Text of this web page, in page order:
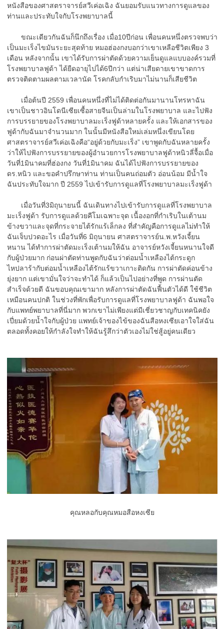
หนังสือของศาสตราจารย์สวีเค่อเฉิง ฉันยอมรับแนวทางการดูแลของ
ท่านและประทับใจกับโรงพยาบาลนี้
ขณะเดียวกันฉันก็นึกถึงเรื่อง เมื่อ10ปีก่อน เพื่อนคนหนึ่งตรวจพบว่า
เป็นมะเร็งไขมันระยะสุดท้าย หมอฮ่องกงบอกว่าเขาเหลือชีวิตเพียง 3
เดือน หลังจากนั้น เขาได้รับการผ่าตัดด้วยความเย็นดูแลแบบองค์รวมที่
โรงพยาบาลฟูด้า ได้ยืดอายุไปได้6ปีกว่า แต่น่าเสียดายเขาขาดการ
ตรวจติดตามผลตามเวลานัด โรคกลับกำเริบมาไม่นานก็เสียชีวิต
เมื่อต้นปี 2559 เพื่อนคนหนึ่งที่ไม่ได้ติดต่อกันมานานโทรหาฉัน
เขาเป็นชาวอินโดนีเซียเซื้อสายจีนเป็นล่ามในโรงพยาบาล และไปฟัง
การบรรยายของโรงพยาบาลมะเร็งฟูด้าหลายครั้ง และให้เอกสารของ
ฟูด้ากับฉันมาจำนวนมาก ในนั้นมีหนังสือใหม่เล่มหนึ่งเขียนโดย
ศาสตราจารย์สวีเค่อเฉิงคือ“อยู่ด้วยกับมะเร็ง” เขาพูดกับฉันหลายครั้ง
ว่าให้ไปฟังการบรรยายของผู้อำนวยการโรงพยาบาลฟูด้าหนิวลี่จื้อเมื่อ
วันที่1มินาคมที่ฮ่องกง วันที่1มินาคม ฉันได้ไปฟังการบรรยายของ
ดร.หนิว และขอคำปรึกษาท่าน ท่านเป็นคนถ่อมตัว อ่อนน้อม มีน้ำใจ
ฉันประทับใจมาก ปี 2559 ไปเข้ารับการดูแลที่โรงพยาบาลมะเร็งฟูด้า
เมื่อวันที่3มิถุนายนนี้ ฉันเดินทางไปเข้ารับการดูแลที่โรงพยาบาล
มะเร็งฟูด้า รับการดูแลด้วยคีโมเฉพาะจุด เนื้องอกที่กำเริบในเต้านม
ข้างขวาและจุดที่กระจายไต้รักแร้เล็กลง ที่สำคัญคือการดูแลไม่ทำให้
ฉันเจ็บปวดอะไร เมื่อวันที่6 มิถุนายน ศาสตราจารย์น.พ.หวังเจี้ยน
หนาน ได้ทำการผ่าตัดมะเร็งเต้านมให้ฉัน อาจารย์หวังเจี้ยนหนานใจดี
กับผู้ป่วยมาก ก่อนผ่าตัดท่านพูดกับฉันว่าต่อมน้ำเหลืองไต้กระดูก
ไหปลาร้ากับต่อมน้ำเหลืองไต้รักแร้ขวาเกาะติดกัน การผ่าตัดค่อนข้าง
ยุ่งยาก แต่เขามั่นใจว่าจะทำได้ ก็แล้วเป็นไปอย่างที่พูด การผ่านตัด
สำเร็จด้วยดี ฉันขอบคุณเขามาก หลังการผ่าตัดฉันฟื้นตัวได้ดี ใช้ชีวิต
เหมือนคนปกติ ในช่วงที่พักเพื่อรับการดูแลที่โรงพยาบาลฟูด้า ฉันพอใจ
กับแพทย์พยาบาลที่นี่มาก พวกเขาไม่เพียงแต่มีเชี่ยวชาญกับเทคนิคยัง
เปี่ยมด้วยน้ำใจกับผู้ป่วย แพทย์เจ้าของไข้ของฉันสือหงเซียเอาใจใส่ฉัน
ตลอดทั้งคอยให้กำลังใจทำให้ฉันรู้สึกว่าตัวเองไม่ใช่สู้อยู่คนเดียว
คุณหลอกับคุณหมอสือหงเซีย